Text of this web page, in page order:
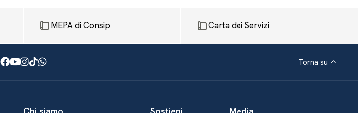
MEPA di Consip Carta dei Servizi
Facebook
Youtube
Instagram
TikTok
WhatsApp Torna su